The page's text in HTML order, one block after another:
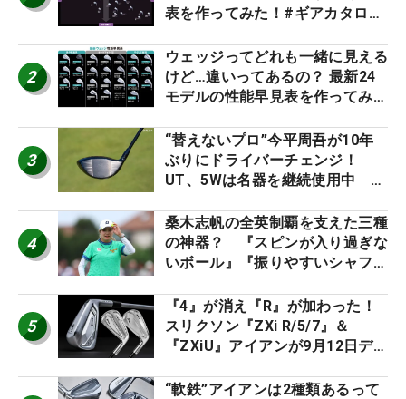
表を作ってみた！#ギアカタログ
2
ウェッジってどれも一緒に見える
けど…違いってあるの？ 最新24
モデルの性能早見表を作ってみ
3
“替えないプロ”今平周吾が10年
ぶりにドライバーチェンジ！
UT、5Wは名器を継続使用中 #
4
桑木志帆の全英制覇を支えた三種
の神器？ 『スピンが入り過ぎな
いボール』『振りやすいシャフ
ー』 #女子プロセッティング
5
『4』が消え『R』が加わった！
スリクソン『ZXi R/5/7』＆
『ZXiU』アイアンが9月12日デ
“軟鉄”アイアンは2種類あるって